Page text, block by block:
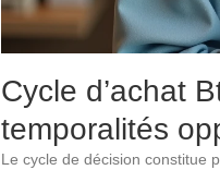
Cycle d’achat
temporalités
Le cycle de décision constitue